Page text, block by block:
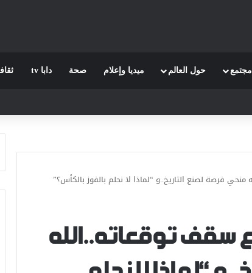
مجتمع حول العالم ميديا وإعلام صحة دابا tv
فرصة لصنع التاريخ..و “لماذا لا نحلم بالفوز بالكأس؟”
سقف توقعاته..الله